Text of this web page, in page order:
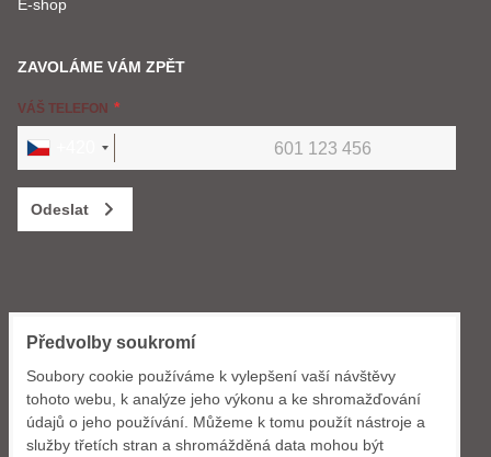
E-shop
ZAVOLÁME VÁM ZPĚT
VÁŠ TELEFON
Odeslat
Dlouhomostecká 1288
463 11 Liberec
+420 724 035 165
Předvolby soukromí
Soubory cookie používáme k vylepšení vaší návštěvy
tohoto webu, k analýze jeho výkonu a ke shromažďování
údajů o jeho používání. Můžeme k tomu použít nástroje a
služby třetích stran a shromážděná data mohou být